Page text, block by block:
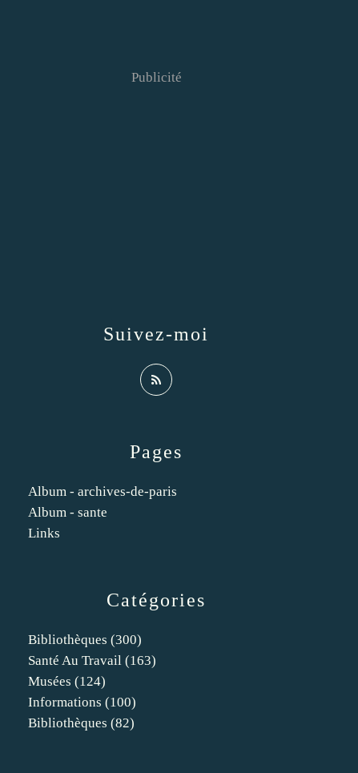
Catégories
Bibliothèques (300)
Santé Au Travail (163)
Musées (124)
Informations (100)
Bibliothèques (82)
Pages
Album - archives-de-paris
Album - sante
Links
Suivez-moi
Publicité